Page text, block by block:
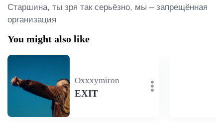
Старшина, ты зря так серьёзно, мы – запрещённая
организация
You might also like
Oxxxymiron
EXIT